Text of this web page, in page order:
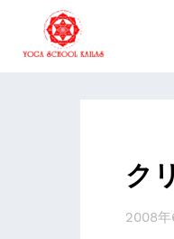
ク
2008年